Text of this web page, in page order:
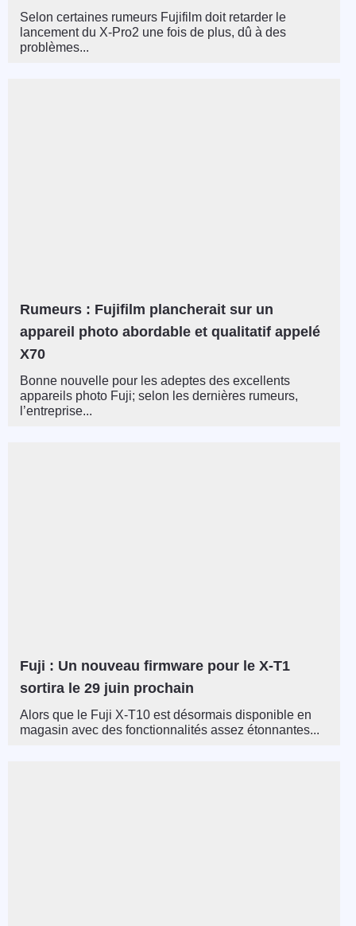
Selon certaines rumeurs Fujifilm doit retarder le
lancement du X-Pro2 une fois de plus, dû à des
problèmes...
Rumeurs : Fujifilm plancherait sur un
appareil photo abordable et qualitatif appelé
X70
Bonne nouvelle pour les adeptes des excellents
appareils photo Fuji; selon les dernières rumeurs,
l’entreprise...
Fuji : Un nouveau firmware pour le X-T1
sortira le 29 juin prochain
Alors que le Fuji X-T10 est désormais disponible en
magasin avec des fonctionnalités assez étonnantes...